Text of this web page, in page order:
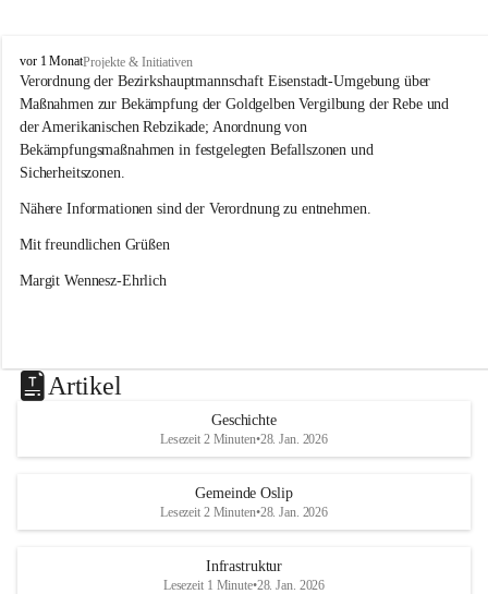
O
s
l
i
p
vor 1 MonatProjekte & Initiativen
Verordnung der Bezirkshauptmannschaft Eisenstadt-Umgebung über
Maßnahmen zur Bekämpfung der Goldgelben Vergilbung der Rebe und
der Amerikanischen Rebzikade; Anordnung von
Bekämpfungsmaßnahmen in festgelegten Befallszonen und
Sicherheitszonen.
Nähere Informationen sind der Verordnung zu entnehmen.
Mit freundlichen Grüßen
Margit Wennesz-Ehrlich
Artikel
Geschichte
Lesezeit 2 Minuten•28. Jan. 2026
Gemeinde Oslip
Lesezeit 2 Minuten•28. Jan. 2026
Infrastruktur
Lesezeit 1 Minute•28. Jan. 2026